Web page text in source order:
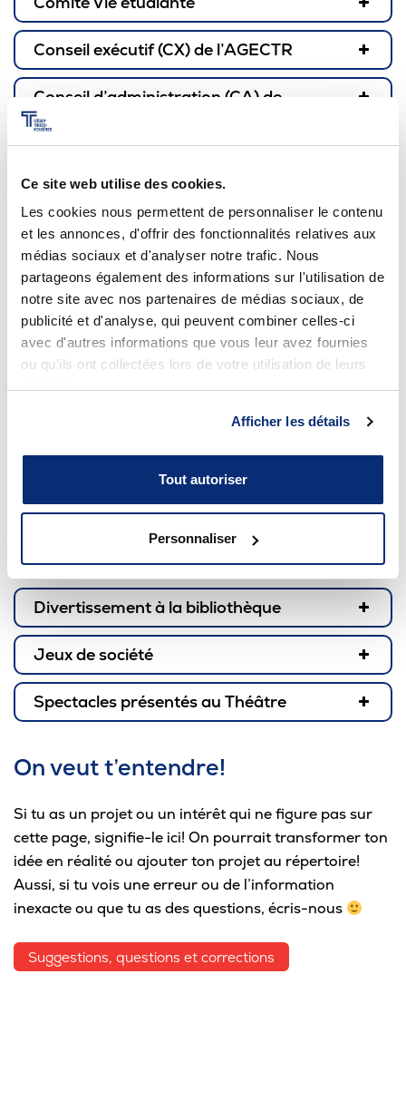
Ce site web utilise des cookies.
Les cookies nous permettent de personnaliser le contenu
et les annonces, d'offrir des fonctionnalités relatives aux
médias sociaux et d'analyser notre trafic. Nous
partageons également des informations sur l'utilisation de
notre site avec nos partenaires de médias sociaux, de
publicité et d'analyse, qui peuvent combiner celles-ci
avec d'autres informations que vous leur avez fournies
ou qu'ils ont collectées lors de votre utilisation de leurs
Afficher les détails
Tout autoriser
Personnaliser
Conseil exécutif (CX) de l’AGECTR
https://agectr.ca/
https://www.facebook.com/agectr
https://www.instagram.com/agecegeptr
Conseil d’administration (CA) de
l’AGECTR
élèves du primaire
Je veux bouger!
Pour le bien‑être physique et mental.
Défi santé
Diablos
Je veux relaxer et me divertir
Divertissement à la bibliothèque
Jeux de société
Spectacles présentés au Théâtre
On veut t’entendre!
Si tu as un projet ou un intérêt qui ne figure pas sur
cette page, signifie-le ici! On pourrait transformer ton
idée en réalité ou ajouter ton projet au répertoire!
Aussi, si tu vois une erreur ou de l’information
inexacte ou que tu as des questions, écris-nous
Suggestions, questions et corrections